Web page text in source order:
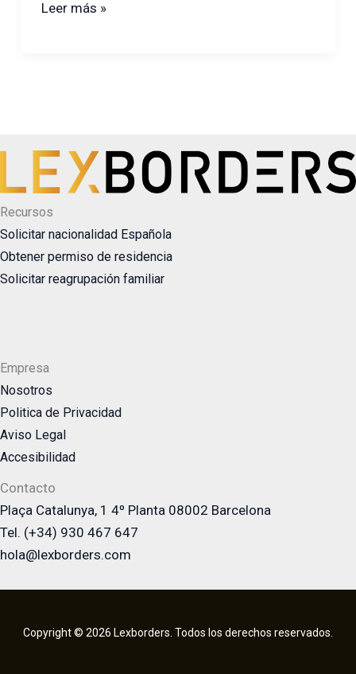
Leer más »
Recursos
Solicitar nacionalidad Española
Obtener permiso de residencia
Solicitar reagrupación familiar
Empresa
Nosotros
Politica de Privacidad
Aviso Legal
Accesibilidad
Contacto
Plaça Catalunya, 1 4º Planta 08002 Barcelona
Tel. (+34) 930 467 647
hola@lexborders.com
Copyright © 2026 Lexborders. Todos los derechos reservados.